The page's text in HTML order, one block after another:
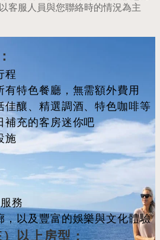
客服人員與您聯絡時的情況為主
程
有特色餐廳，無需額外費用
佳釀、精選調酒、特色咖啡等
補充的客房迷你吧
施
務
，以及豐富的娛樂與文化體驗
以上房型：